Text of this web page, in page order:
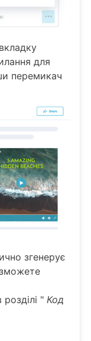
для
перемикач
згенерує
" Код